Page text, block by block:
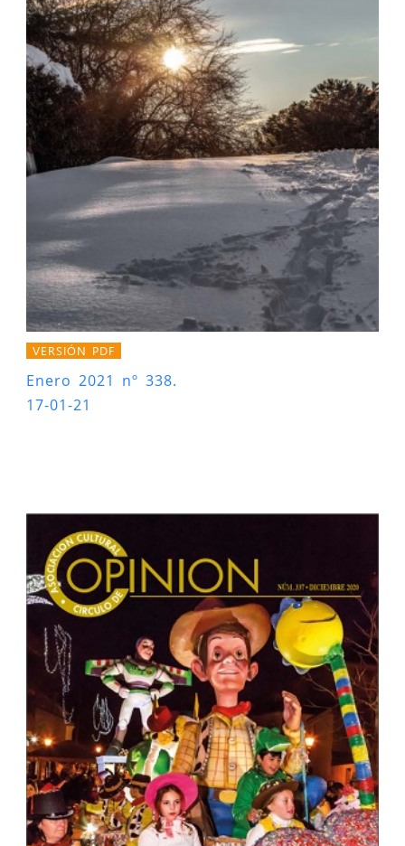
VERSIÓN PDF
Enero 2021 nº 338.
17-01-21